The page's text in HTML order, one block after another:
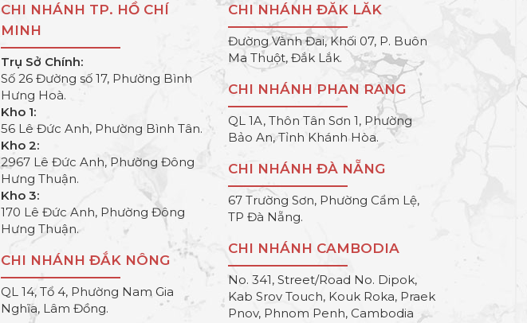
CHI NHÁNH TP. HỒ CHÍ
MINH
Trụ Sở Chính:
Số 26 Đường số 17, Phường Bình
Hưng Hoà.
Kho 1:
56 Lê Đức Anh, Phường Bình Tân.
Kho 2:
2967 Lê Đức Anh, Phường Đông
Hưng Thuận.
Kho 3:
170 Lê Đức Anh, Phường Đông
Hưng Thuận.
CHI NHÁNH ĐẮK NÔNG
QL 14, Tổ 4, Phường Nam Gia
Nghĩa, Lâm Đồng.
CHI NHÁNH ĐĂK LĂK
Đường Vành Đai, Khối 07, P. Buôn
Ma Thuột, Đắk Lắk.
CHI NHÁNH PHAN RANG
QL 1A, Thôn Tân Sơn 1, Phường
Bảo An, Tỉnh Khánh Hòa.
CHI NHÁNH ĐÀ NẴNG
67 Trường Sơn, Phường Cẩm Lệ,
TP Đà Nẵng.
CHI NHÁNH CAMBODIA
No. 341, Street/Road No. Dipok,
Kab Srov Touch, Kouk Roka, Praek
Pnov, Phnom Penh, Cambodia